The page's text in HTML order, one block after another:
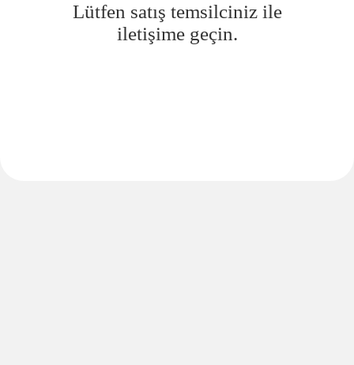
Lütfen satış temsilciniz ile
iletişime geçin.